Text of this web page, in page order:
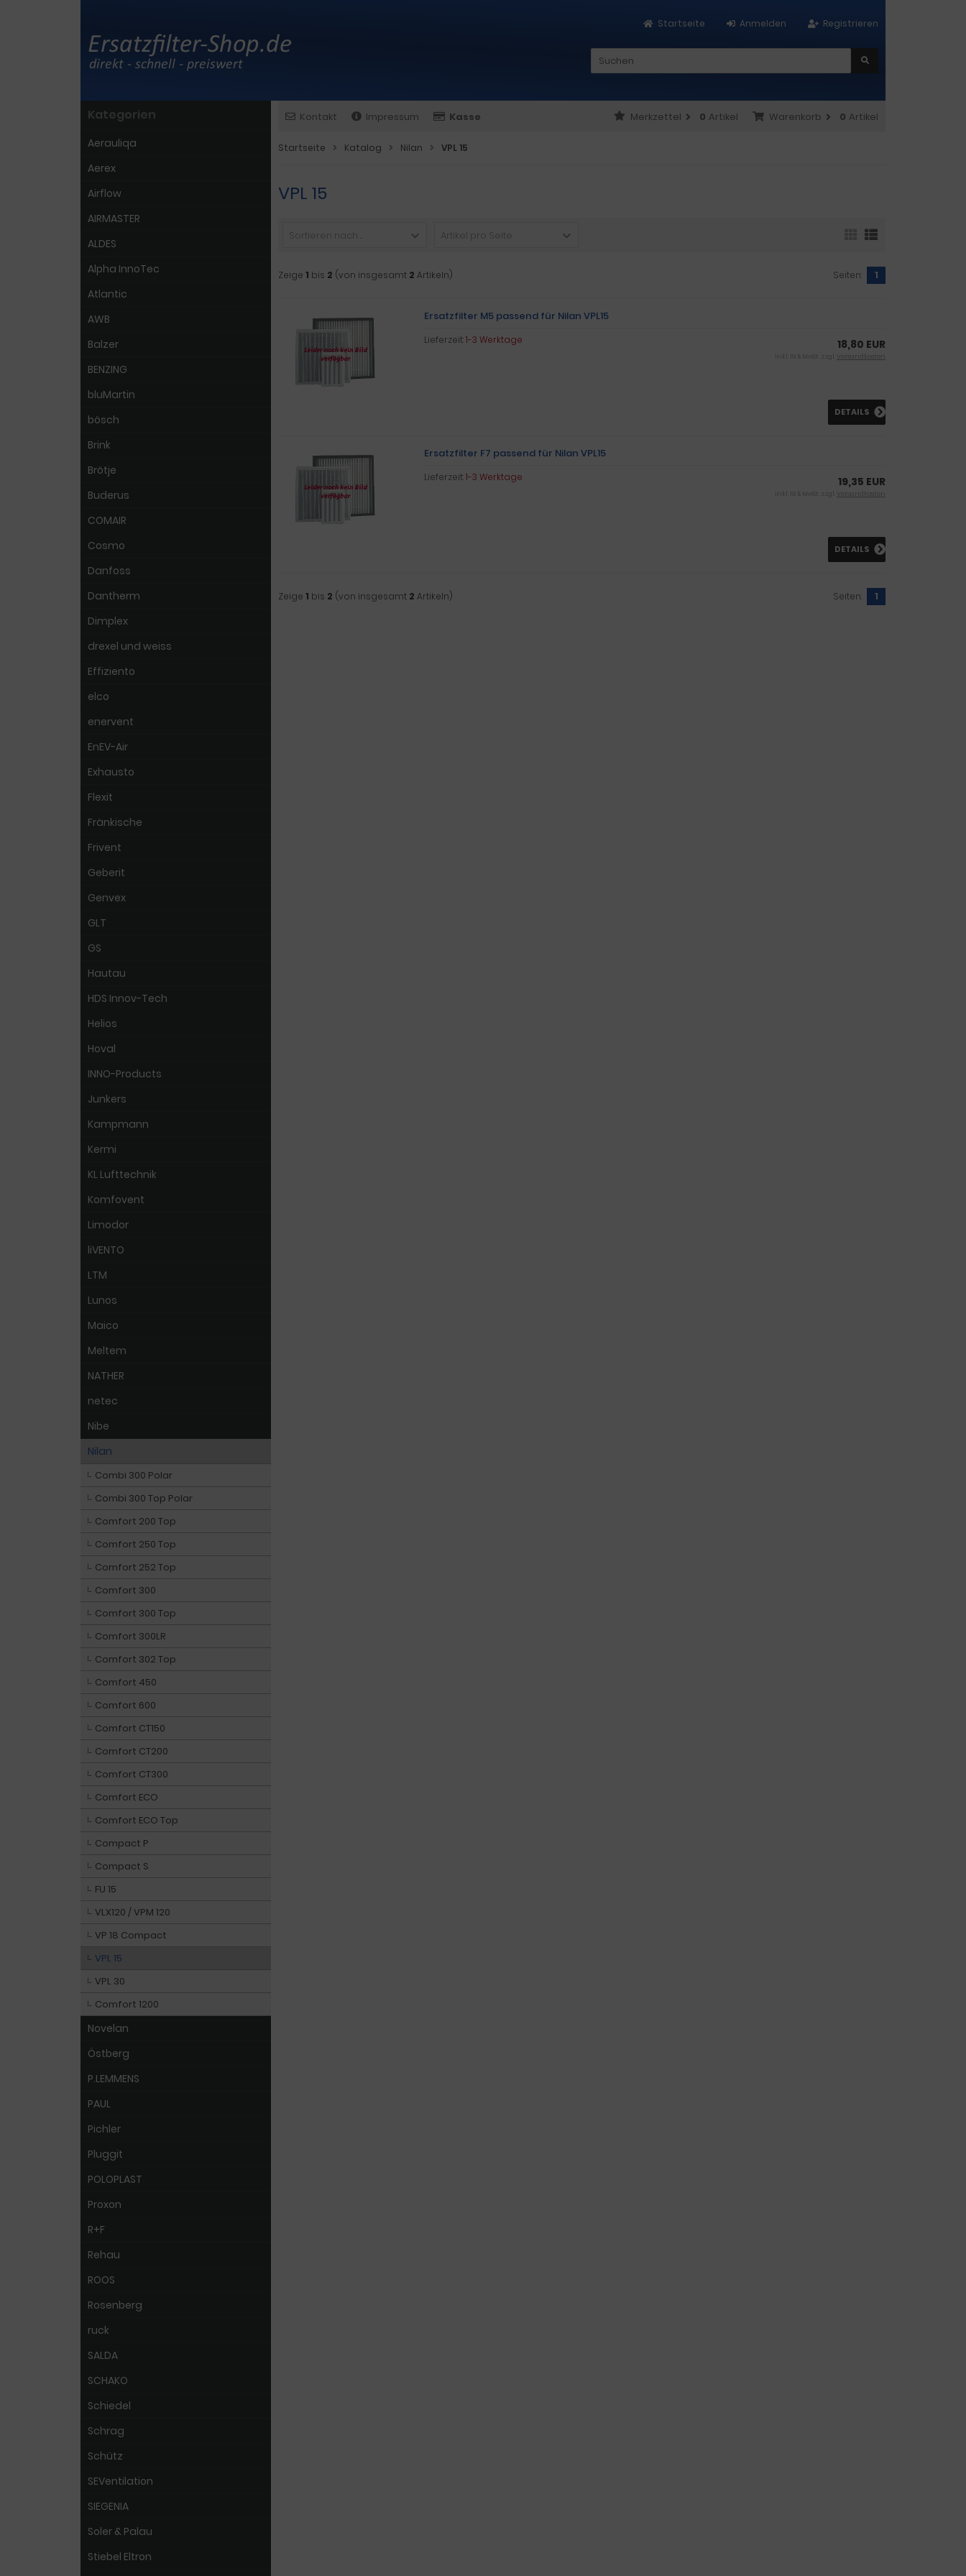
Registrieren
Anmelden
Startseite
Kontakt Impressum Kasse Warenkorb 0 Artikel
Merkzettel 0 Artikel
Startseite Katalog Nilan VPL 15
VPL 15
Sortieren nach ... Artikel pro Seite
Zeige 1 bis 2 (von insgesamt 2 Artikeln) Seiten: 1
Ersatzfilter M5 passend für Nilan VPL15
Lieferzeit:1-3 Werktage 18,80 EUR
inkl. 19 % MwSt. zzgl. Versandkosten
DETAILS
Ersatzfilter F7 passend für Nilan VPL15
Lieferzeit:1-3 Werktage 19,35 EUR
inkl. 19 % MwSt. zzgl. Versandkosten
DETAILS
Zeige 1 bis 2 (von insgesamt 2 Artikeln) Seiten: 1
Kategorien
Aerauliqa
Aerex
Airflow
AIRMASTER
ALDES
Alpha InnoTec
Atlantic
AWB
Balzer
BENZING
bluMartin
bösch
Brink
Brötje
Buderus
COMAIR
Cosmo
Danfoss
Dantherm
Dimplex
drexel und weiss
Effiziento
elco
enervent
EnEV-Air
Exhausto
Flexit
Fränkische
Frivent
Geberit
Genvex
GLT
GS
Hautau
HDS Innov-Tech
Helios
Hoval
INNO-Products
Junkers
Kampmann
Kermi
KL Lufttechnik
Komfovent
Limodor
liVENTO
LTM
Lunos
Maico
Meltem
NATHER
netec
Nibe
Nilan
Combi 300 Polar
Combi 300 Top Polar
Comfort 200 Top
Comfort 250 Top
Comfort 252 Top
Comfort 300
Comfort 300 Top
Comfort 300LR
Comfort 302 Top
Comfort 450
Comfort 600
Comfort CT150
Comfort CT200
Comfort CT300
Comfort ECO
Comfort ECO Top
Compact P
Compact S
FU 15
VLX120 / VPM 120
VP 18 Compact
VPL 15
VPL 30
Comfort 1200
Novelan
Östberg
P.LEMMENS
PAUL
Pichler
Pluggit
POLOPLAST
Proxon
R+F
Rehau
ROOS
Rosenberg
ruck
SALDA
SCHAKO
Schiedel
Schrag
Schütz
SEVentilation
SIEGENIA
Soler & Palau
Stiebel Eltron